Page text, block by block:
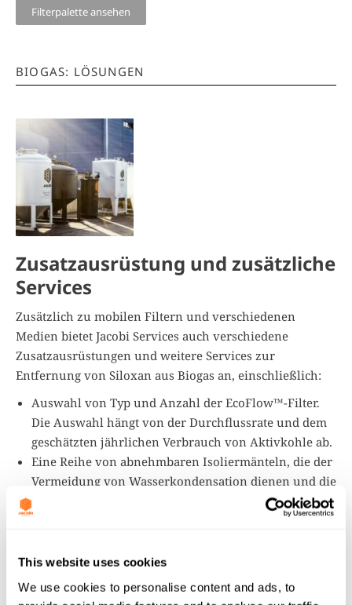
This website uses cookies
We use cookies to personalise content and ads, to
Filterpalette ansehen
BIOGAS: LÖSUNGEN
Zusatzausrüstung und zusätzliche
Services
Zusätzlich zu mobilen Filtern und verschiedenen
Medien bietet Jacobi Services auch verschiedene
Zusatzausrüstungen und weitere Services zur
Entfernung von Siloxan aus Biogas an, einschließlich:
Auswahl von Typ und Anzahl der EcoFlow™-Filter.
Die Auswahl hängt von der Durchflussrate und dem
geschätzten jährlichen Verbrauch von Aktivkohle ab.
Eine Reihe von abnehmbaren Isoliermänteln, die der
Vermeidung von Wasserkondensation dienen und die
relative Luftfeuchtigkeit in einem für die mobilen
EcoFlow™-Filter akzeptablen Bereich halten.
Durchführung von extern akkreditierten
Selbstentzündungstests für frische oder verbrauchte
Aktivkohle.